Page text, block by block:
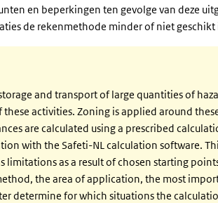
en beperkingen ten gevolge van deze
de rekenmethode minder of niet geschikt
and transport of large quantities of
activities. Zoning is applied around
are calculated using a prescribed
with the Safeti-NL calculation software.
limitations as a result of chosen starting
the area of application, the most
determine for which situations the